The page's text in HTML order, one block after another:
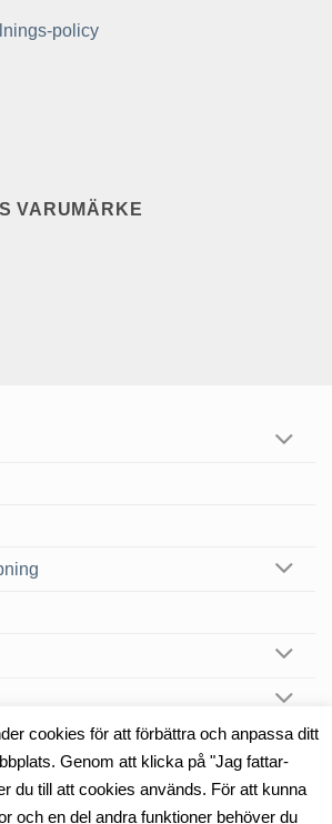
policy
VARUMÄRKE
OM OSS KONTAKT
cookies för att förbättra och anpassa ditt
Genom att klicka på "Jag fattar-
du till att cookies används. För att kunna
och en del andra funktioner behöver du